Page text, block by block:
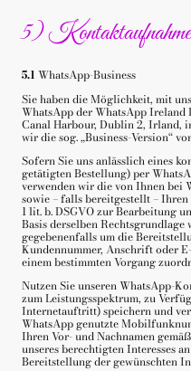
5) Kontaktaufnahme
5.1WhatsApp-Business
Sie haben die Möglichkeit, mit
WhatsApp der WhatsApp Ireland
Canal Harbour, Dublin 2, Irland,
wir die sog. „Business-Version“
Sofern Sie uns anlässlich eines
getätigten Bestellung) per
verwenden wir die von Ihnen bei
sowie – falls bereitgestellt –
1 lit. b. DSGVO zur Bearbeitung
Basis derselben
gegebenenfalls um die
Kundennummer, Anschrift oder
einem bestimmten Vorgang
Nutzen Sie unseren WhatsApp-
zum Leistungsspektrum, zu
Internetauftritt) speichern und
WhatsApp genutzte
Ihren Vor- und Nachnamen
unseres berechtigten Interesses
Bereitstellung der gewünschten